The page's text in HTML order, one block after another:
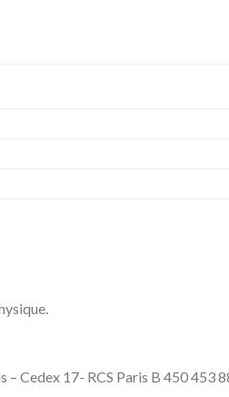
– Cedex 17- RCS Paris B 450